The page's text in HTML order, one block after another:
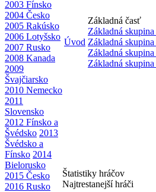
2003 Fínsko
2004 Česko
2005 Rakúsko
2006 Lotyšsko
2007 Rusko
2008 Kanada
2009
Švajčiarsko
2010 Nemecko
2011
Slovensko
2012 Fínsko a
Švédsko 2013
Švédsko a
Fínsko 2014
Bielorusko
2015 Česko
2016 Rusko
Úvod
Základná časť
Základná skupina
Základná skupina
Základná skupina
Základná skupina
Štatistiky hráčov
Najtrestanejší hráči